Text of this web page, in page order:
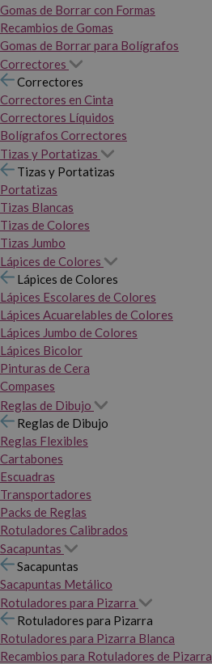
Gomas de Borrar con Formas
Recambios de Gomas
Gomas de Borrar para Bolígrafos
Correctores
Correctores
Correctores en Cinta
Correctores Líquidos
Bolígrafos Correctores
Tizas y Portatizas
Tizas y Portatizas
Portatizas
Tizas Blancas
Tizas de Colores
Tizas Jumbo
Lápices de Colores
Lápices de Colores
Lápices Escolares de Colores
Lápices Acuarelables de Colores
Lápices Jumbo de Colores
Lápices Bicolor
Pinturas de Cera
Compases
Reglas de Dibujo
Reglas de Dibujo
Reglas Flexibles
Cartabones
Escuadras
Transportadores
Packs de Reglas
Rotuladores Calibrados
Sacapuntas
Sacapuntas
Sacapuntas Metálico
Rotuladores para Pizarra
Rotuladores para Pizarra
Rotuladores para Pizarra Blanca
Recambios para Rotuladores de Pizarra